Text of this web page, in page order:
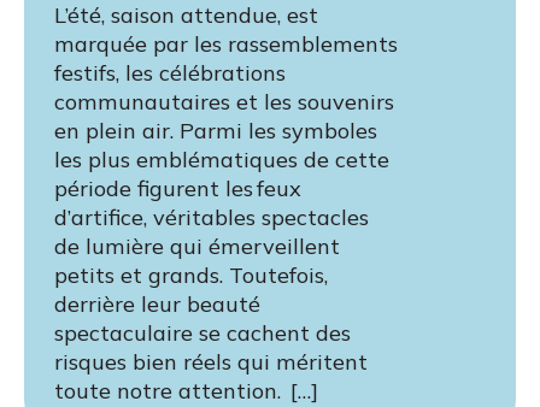
L’été, saison attendue, est
marquée par les rassemblements
festifs, les célébrations
communautaires et les souvenirs
en plein air. Parmi les symboles
les plus emblématiques de cette
période figurent les feux
d’artifice, véritables spectacles
de lumière qui émerveillent
petits et grands. Toutefois,
derrière leur beauté
spectaculaire se cachent des
risques bien réels qui méritent
toute notre attention. […]